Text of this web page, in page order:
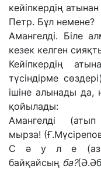
кейіпкердің
Петр. Бұл немене?
Амангелді. Біле
кезек келген
Кейіпкердің
түсіндірме
ішіне алынады да,
қойылады:
Амангелді (атып
мырза!
Сәул е (аз
байқайсың ба?(